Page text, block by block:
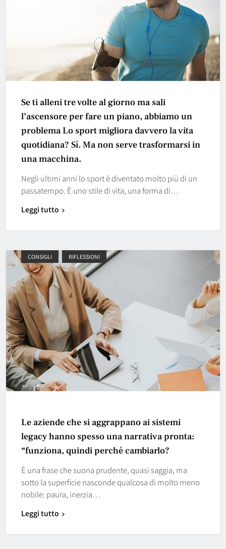
Se ti alleni tre volte al giorno ma sali
l’ascensore per fare un piano, abbiamo un
problema Lo sport migliora davvero la vita
quotidiana? Sì. Ma non serve trasformarsi in
una macchina.
Negli ultimi anni lo sport è diventato molto più di un
passatempo. È uno stile di vita, una forma di…
Leggi tutto
CONSIGLI RIFLESSIONI
Le aziende che si aggrappano ai sistemi
legacy hanno spesso una narrativa pronta:
“funziona, quindi perché cambiarlo?
È una frase che suona prudente, quasi saggia, ma
sotto la superficie nasconde qualcosa di molto meno
nobile: paura, inerzia…
Leggi tutto